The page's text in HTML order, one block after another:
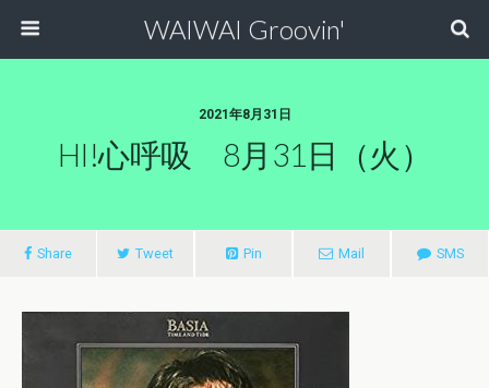
WAIWAI Groovin'
2021年8月31日
HI!心呼吸 8月31日（火）
Share Tweet Pin Mail SMS